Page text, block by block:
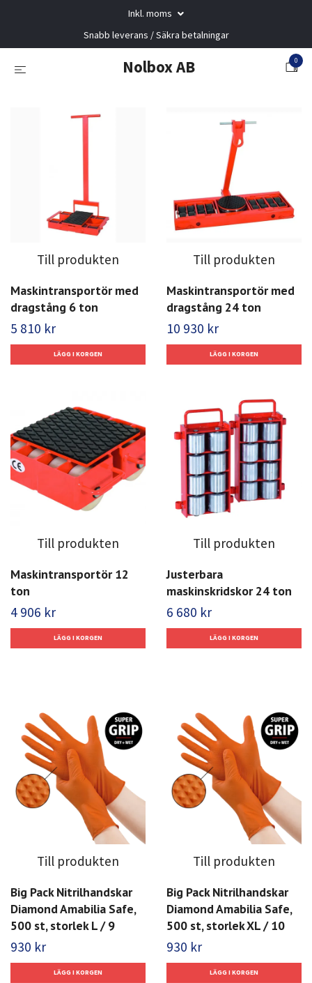
Inkl. moms
Snabb leverans / Säkra betalningar
Nolbox AB 0
Till produkten
Maskintransportör med
dragstång 6 ton
5 810 kr
Till produkten
Maskintransportör med
dragstång 24 ton
10 930 kr
Till produkten
Maskintransportör 12
ton
4 906 kr
Till produkten
Justerbara
maskinskridskor 24 ton
6 680 kr
Till produkten
Big Pack Nitrilhandskar
Diamond Amabilia Safe,
500 st, storlek L / 9
930 kr
Till produkten
Big Pack Nitrilhandskar
Diamond Amabilia Safe,
500 st, storlek XL / 10
930 kr